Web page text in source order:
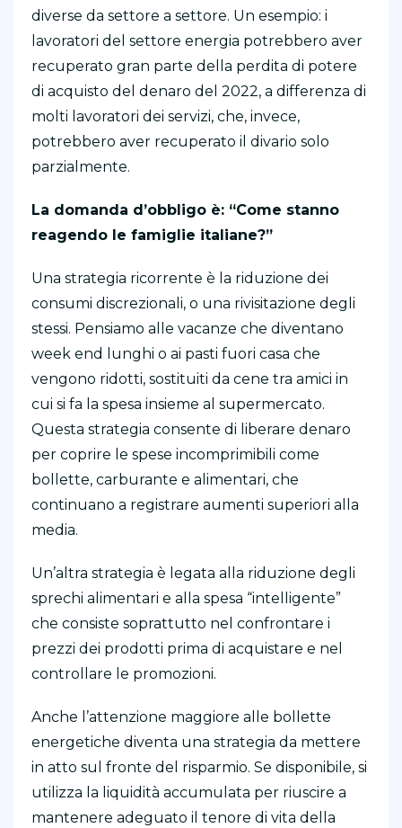
diverse da settore a settore. Un esempio: i
lavoratori del settore energia potrebbero aver
recuperato gran parte della perdita di potere
di acquisto del denaro del 2022, a differenza di
molti lavoratori dei servizi, che, invece,
potrebbero aver recuperato il divario solo
parzialmente.
La domanda d’obbligo è: “Come stanno
reagendo le famiglie italiane?”
Una strategia ricorrente è la riduzione dei
consumi discrezionali, o una rivisitazione degli
stessi. Pensiamo alle vacanze che diventano
week end lunghi o ai pasti fuori casa che
vengono ridotti, sostituiti da cene tra amici in
cui si fa la spesa insieme al supermercato.
Questa strategia consente di liberare denaro
per coprire le spese incomprimibili come
bollette, carburante e alimentari, che
continuano a registrare aumenti superiori alla
media.
Un’altra strategia è legata alla riduzione degli
sprechi alimentari e alla spesa “intelligente”
che consiste soprattutto nel confrontare i
prezzi dei prodotti prima di acquistare e nel
controllare le promozioni.
Anche l’attenzione maggiore alle bollette
energetiche diventa una strategia da mettere
in atto sul fronte del risparmio. Se disponibile, si
utilizza la liquidità accumulata per riuscire a
mantenere adeguato il tenore di vita della